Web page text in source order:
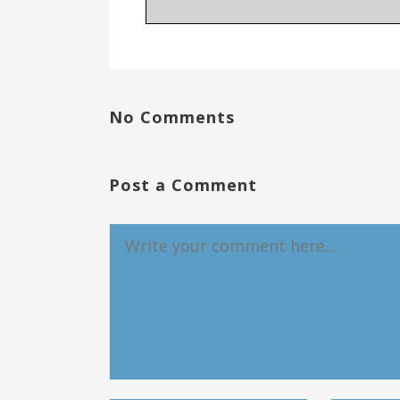
No Comments
Post a Comment